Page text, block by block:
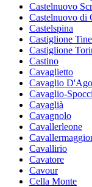
Castelnuovo
Castelnuovo di
Castelspina
Castiglione
Castiglione
Castino
Cavaglietto
Cavaglio
Cavaglio-
Cavaglià
Cavagnolo
Cavallerleone
Cavallirio
Cavatore
Cavour
Cella Monte